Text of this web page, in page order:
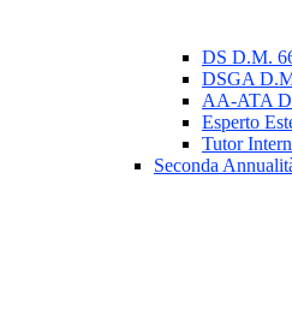
DS D.M.
DSGA
AA-ATA
Esperto
Tutor
Seconda